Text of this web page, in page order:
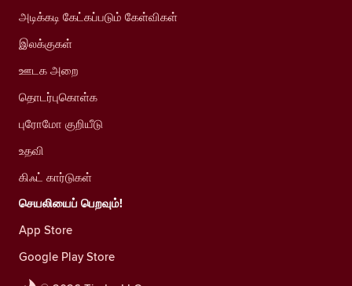
அடிக்கடி கேட்கப்படும் கேள்விகள்
இலக்குகள்
ஊடக அறை
தொடர்புகொள்க
புரோமோ குறியீடு
உதவி
கிஃட் கார்டுகள்
செயலியைப் பெறவும்!
App Store
Google Play Store